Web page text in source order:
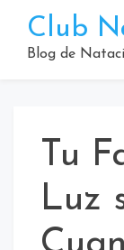
contenido
Club
Blog de
Tu
Luz